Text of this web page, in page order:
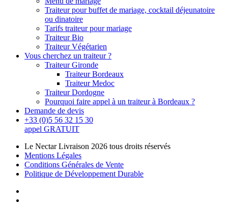
Traiteur pour buffet de mariage, cocktail déjeunatoire
ou dinatoire
Tarifs traiteur pour mariage
Traiteur Bio
Traiteur Végétarien
Vous cherchez un traiteur ?
Traiteur Gironde
Traiteur Bordeaux
Traiteur Medoc
Traiteur Dordogne
Pourquoi faire appel à un traiteur à Bordeaux ?
Demande de devis
+33 (0)5 56 32 15 30
appel GRATUIT
Le Nectar Livraison 2026 tous droits réservés
Mentions Légales
Conditions Générales de Vente
Politique de Développement Durable